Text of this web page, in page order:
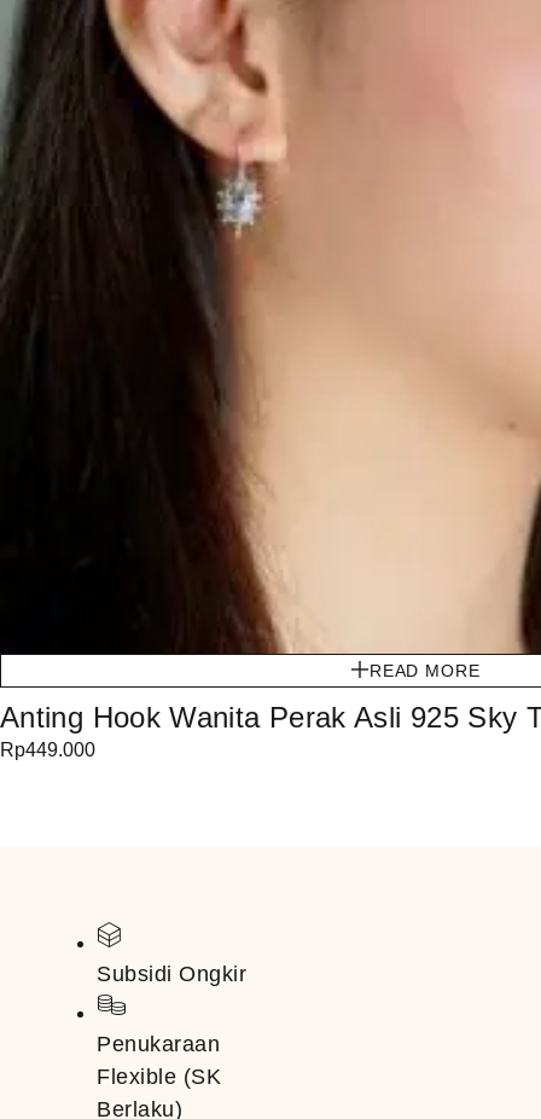
READ MORE
Anting Hook Wanita Perak Asli 925 Sky
Rp449.000
Subsidi Ongkir
Penukaraan
Flexible (SK
Berlaku)